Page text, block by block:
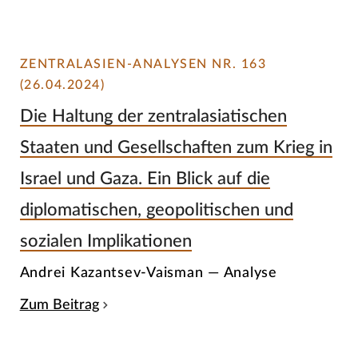
ZENTRALASIEN-ANALYSEN NR. 163
(26.04.2024)
Die Haltung der zentralasiatischen
Staaten und Gesellschaften zum Krieg in
Israel und Gaza. Ein Blick auf die
diplomatischen, geopolitischen und
sozialen Implikationen
Andrei Kazantsev-Vaisman — Analyse
Zum Beitrag